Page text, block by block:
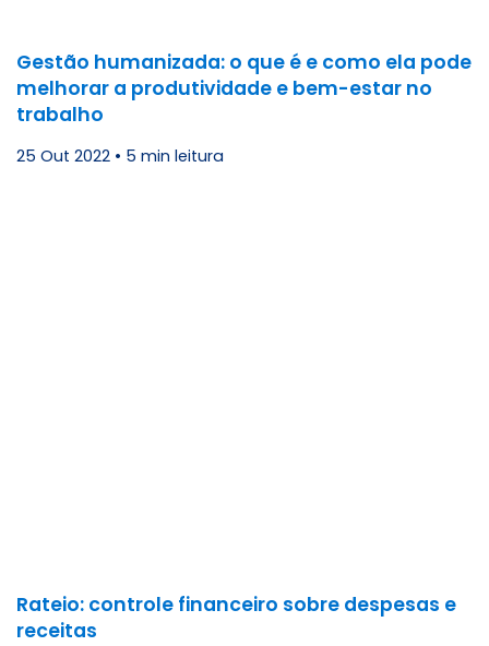
Gestão humanizada: o que é e como ela pode
melhorar a produtividade e bem-estar no
trabalho
25 Out 2022 • 5 min leitura
Rateio: controle financeiro sobre despesas e
receitas